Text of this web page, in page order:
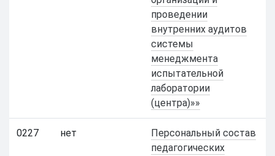
проведении
внутренних аудитов
системы
менеджмента
испытательной
лаборатории
(центра)»»
0227 нет
Персональный состав
педагогических